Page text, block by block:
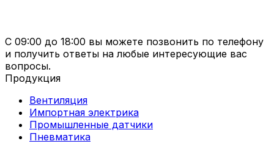
С 09:00 до 18:00 вы можете позвонить по телефону
и получить ответы на любые интересующие вас
вопросы.
Продукция
Вентиляция
Импортная электрика
Промышленные датчики
Пневматика